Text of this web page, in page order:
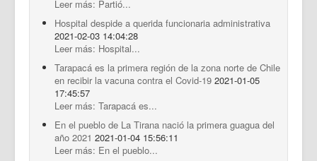
Leer más: Partió...
Hospital despide a querida funcionaria administrativa
2021-02-03 14:04:28
Leer más: Hospital...
Tarapacá es la primera región de la zona norte de Chile
en recibir la vacuna contra el Covid-19 2021-01-05
17:45:57
Leer más: Tarapacá es...
En el pueblo de La Tirana nació la primera guagua del
año 2021 2021-01-04 15:56:11
Leer más: En el pueblo...